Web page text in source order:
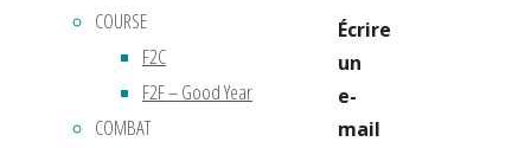
COURSE
F2C
F2F – Good Year
COMBAT
Écrire
un
e-
mail